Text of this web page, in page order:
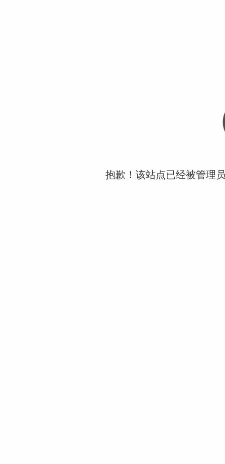
抱歉！该站点已经被管理